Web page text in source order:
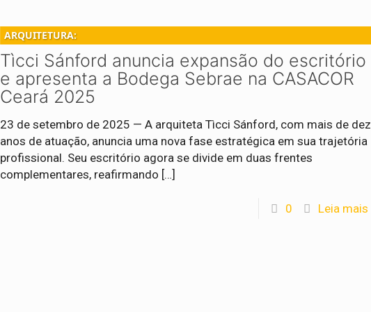
ARQUITETURA:
Tìcci Sánford anuncia expansão do escritório
e apresenta a Bodega Sebrae na CASACOR
Ceará 2025
23 de setembro de 2025 — A arquiteta Tìcci Sánford, com mais de dez
anos de atuação, anuncia uma nova fase estratégica em sua trajetória
profissional. Seu escritório agora se divide em duas frentes
complementares, reafirmando […]
0 Leia mais